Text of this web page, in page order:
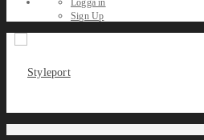
Logga in
Sign Up